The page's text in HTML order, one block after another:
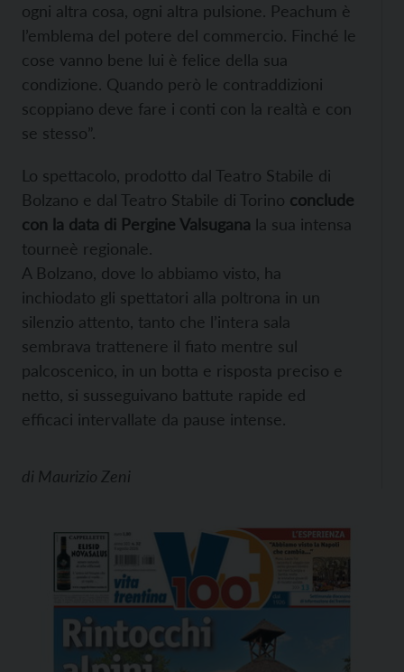
ogni altra cosa, ogni altra pulsione. Peachum è
l’emblema del potere del commercio. Finché le
cose vanno bene lui è felice della sua
condizione. Quando però le contraddizioni
scoppiano deve fare i conti con la realtà e con
se stesso”.
Lo spettacolo, prodotto dal Teatro Stabile di
Bolzano e dal Teatro Stabile di Torino conclude
con la data di Pergine Valsugana la sua intensa
tourneè regionale.
A Bolzano, dove lo abbiamo visto, ha
inchiodato gli spettatori alla poltrona in un
silenzio attento, tanto che l’intera sala
sembrava trattenere il fiato mentre sul
palcoscenico, in un botta e risposta preciso e
netto, si susseguivano battute rapide ed
efficaci intervallate da pause intense.
di Maurizio Zeni